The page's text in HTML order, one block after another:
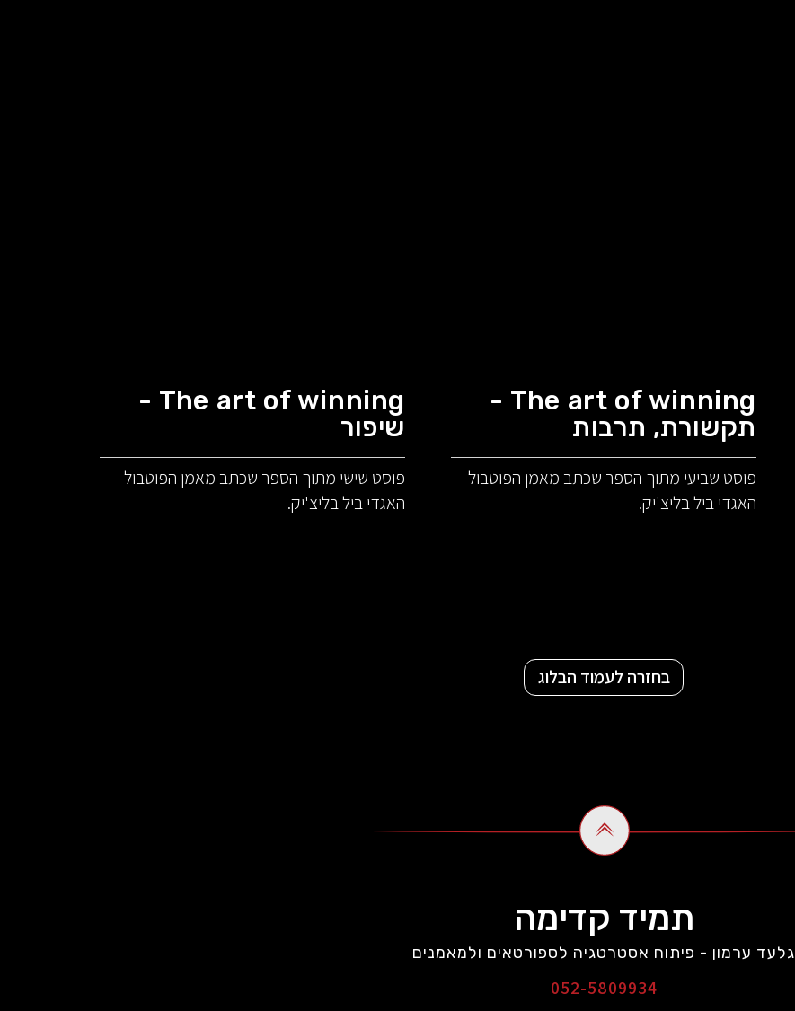
The art of winning -
תקשורת, תרבות
פוסט שביעי מתוך הספר שכתב מאמן הפוטבול
האגדי ביל בליצ'יק.
The art of winning -
שיפור
פוסט שישי מתוך הספר שכתב מאמן הפוטבול
האגדי ביל בליצ'יק.
בחזרה לעמוד הבלוג
תמיד קדימה
גלעד ערמון - פיתוח אסטרטגיה לספורטאים ולמאמנים
052-5809934